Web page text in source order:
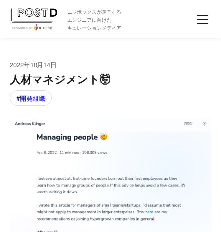
ニジボックスが運営する
エンジニアに向けた
キュレーションメディア
2022年10月14日
人材マネジメント🤯
開発組織